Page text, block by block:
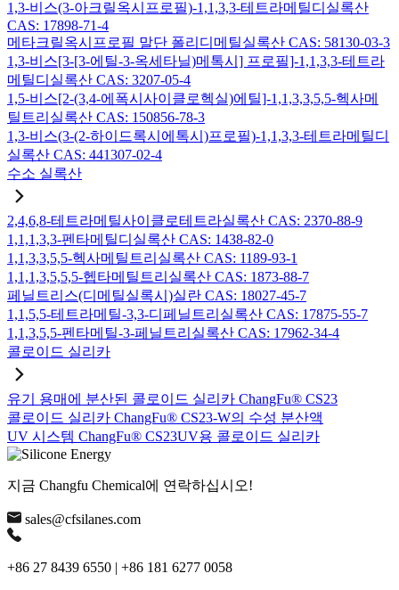
1,3-비스(3-아크릴옥시프로필)-1,1,3,3-테트라메틸디실록산
CAS: 17898-71-4
메타크릴옥시프로필 말단 폴리디메틸실록산 CAS: 58130-03-3
1,3-비스[3-[3-에틸-3-옥세타닐)메톡시] 프로필]-1,1,3,3-테트라
메틸디실록산 CAS: 3207-05-4
1,5-비스[2-(3,4-에폭시사이클로헥실)에틸]-1,1,3,3,5,5-헥사메
틸트리실록산 CAS: 150856-78-3
1,3-비스(3-(2-하이드록시에톡시)프로필)-1,1,3,3-테트라메틸디
실록산 CAS: 441307-02-4
수소 실록산
2,4,6,8-테트라메틸사이클로테트라실록산 CAS: 2370-88-9
1,1,1,3,3-펜타메틸디실록산 CAS: 1438-82-0
1,1,3,3,5,5-헥사메틸트리실록산 CAS: 1189-93-1
1,1,1,3,5,5,5-헵타메틸트리실록산 CAS: 1873-88-7
페닐트리스(디메틸실록시)실란 CAS: 18027-45-7
1,1,5,5-테트라메틸-3,3-디페닐트리실록산 CAS: 17875-55-7
1,1,3,5,5-펜타메틸-3-페닐트리실록산 CAS: 17962-34-4
콜로이드 실리카
유기 용매에 분산된 콜로이드 실리카 ChangFu® CS23
콜로이드 실리카 ChangFu® CS23-W의 수성 분산액
UV 시스템 ChangFu® CS23UV용 콜로이드 실리카
지금 Changfu Chemical에 연락하십시오!
sales@cfsilanes.com
+86 27 8439 6550 | +86 181 6277 0058